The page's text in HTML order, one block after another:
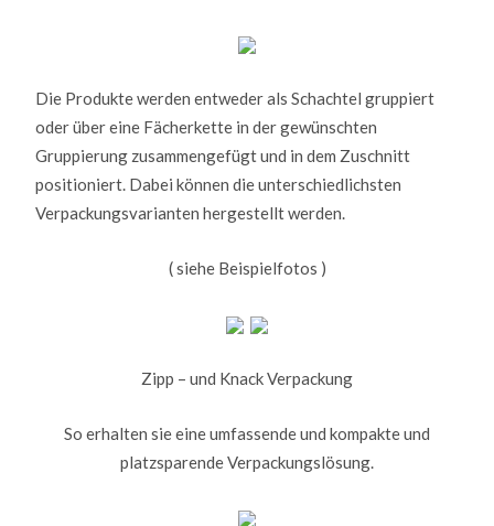
Die Produkte werden entweder als Schachtel gruppiert
oder über eine Fächerkette in der gewünschten
Gruppierung zusammengefügt und in dem Zuschnitt
positioniert. Dabei können die unterschiedlichsten
Verpackungsvarianten hergestellt werden.
( siehe Beispielfotos )
Zipp – und Knack Verpackung
So erhalten sie eine umfassende und kompakte und
platzsparende Verpackungslösung.